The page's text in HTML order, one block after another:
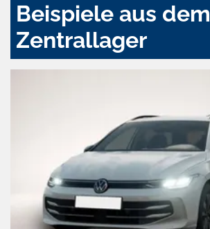
Beispiele aus dem
Zentrallager